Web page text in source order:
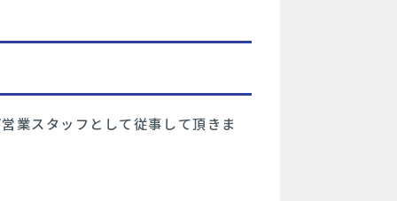
業スタッフとして従事して頂きま